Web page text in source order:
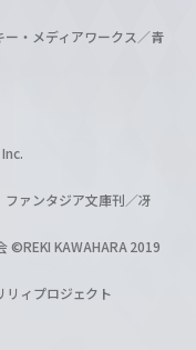
・メディアワークス／青
ァンタジア文庫刊／冴
©REKI KAWAHARA 2019
ィプロジェクト